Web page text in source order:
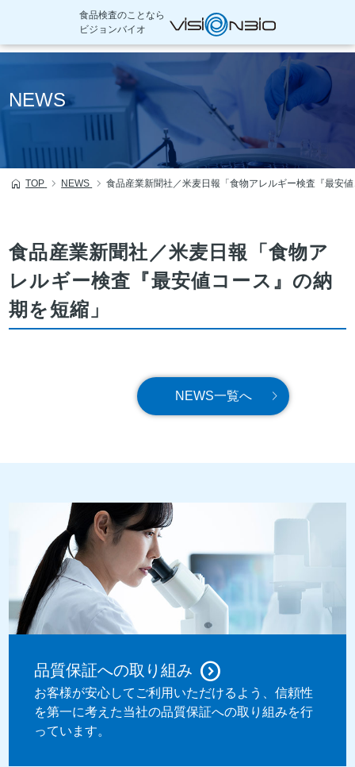
へ
食品検査のことなら
ビジョンバイオ
NEWS
TOP NEWS 食品産業新聞社／米麦日報「食物アレルギー検査『最安
食品産業新聞社／米麦日報「食物ア
レルギー検査『最安値コース』の納
期を短縮」
NEWS一覧へ
品質保証への取り組み
お客様が安心してご利用いただけるよう、信頼性
を第一に考えた当社の品質保証への取り組みを行
っています。